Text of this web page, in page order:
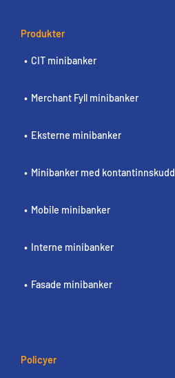
Produkter
CIT minibanker
Merchant Fyll minibanker
Eksterne minibanker
Minibanker med kontantinnskudd
Mobile minibanker
Interne minibanker
Fasade minibanker
Policyer